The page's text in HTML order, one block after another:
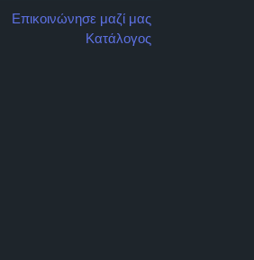
Επικοινώνησε μαζί μας
Κατάλογος